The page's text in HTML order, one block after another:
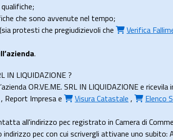
che sono avvenute nel tempo;
protesti che pregiudizievoli che Verifica
.
IN LIQUIDAZIONE ?
OR.VE.ME. SRL IN LIQUIDAZIONE e ricevila
, Report Impresae Visura Catastale , Elenco
all'indirizzo pec registrato in Camera di
indirizzo pec con cui scrivergli attivane uno subito: